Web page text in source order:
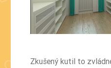
Zkušený kutil to